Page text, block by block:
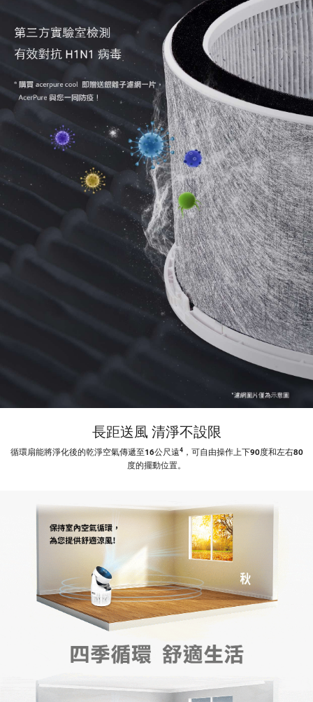
長距送風 清淨不設限
循環扇能將淨化後的乾淨空氣傳遞至16公尺遠4，可自由操作上下90度和左右80
度的擺動位置。